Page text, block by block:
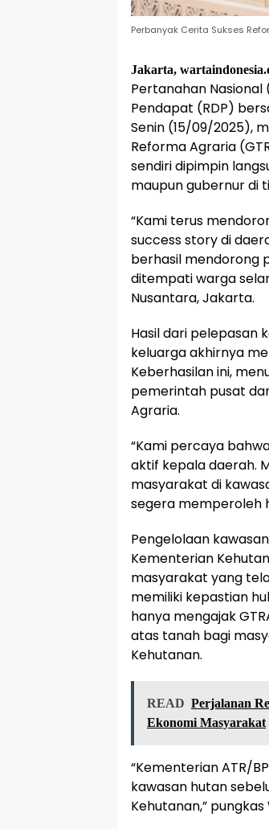
Perbanyak Cerita Sukses
Jakarta,
Pertanahan Nasional
Pendapat (RDP)
Senin (15/09/2025),
Reforma Agraria
sendiri dipimpin
maupun gubernur di
“Kami terus
success story di
berhasil mendorong
ditempati warga
Nusantara, Jakarta.
Hasil dari pelepasan
keluarga akhirnya
Keberhasilan ini,
pemerintah pusat
Agraria.
“Kami percaya
aktif kepala daerah.
masyarakat di
segera memperoleh
Pengelolaan
Kementerian
masyarakat yang
memiliki kepastian
hanya mengajak
atas tanah bagi
Kehutanan.
READ Perjalanan
Ekonomi Masyarakat
“Kementerian ATR/
kawasan hutan
Kehutanan,”